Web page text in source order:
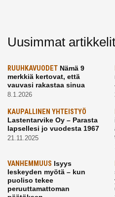
Uusimmat artikkelit
RUUHKAVUODET Nämä 9
merkkiä kertovat, että
vauvasi rakastaa sinua
8.1.2026
KAUPALLINEN YHTEISTYÖ
Lastentarvike Oy – Parasta
lapsellesi jo vuodesta 1967
21.11.2025
VANHEMMUUS Isyys
leskeyden myötä – kun
puoliso tekee
peruuttamattoman